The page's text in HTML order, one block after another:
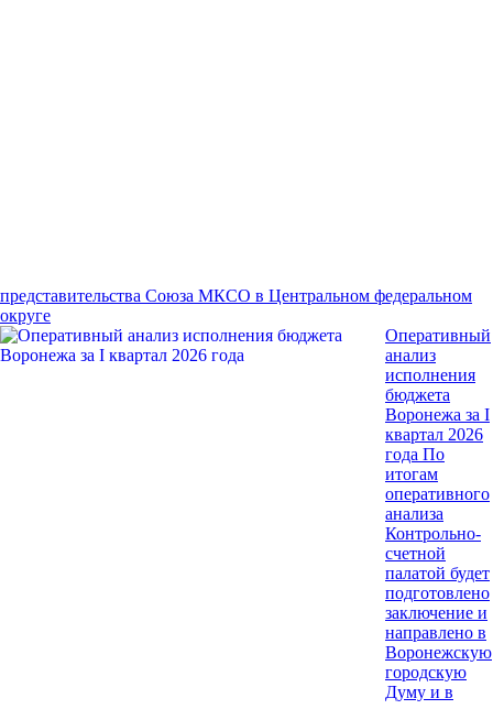
представительства Союза МКСО в Центральном федеральном
округе
Оперативный
анализ
исполнения
бюджета
Воронежа за I
квартал 2026
года По
итогам
оперативного
анализа
Контрольно-
счетной
палатой будет
подготовлено
заключение и
направлено в
Воронежскую
городскую
Думу и в